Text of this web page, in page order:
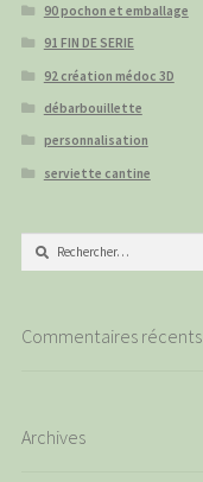
90 pochon et emballage
91 FIN DE SERIE
92 création médoc 3D
débarbouillette
personnalisation
serviette cantine
Rechercher :
Commentaires récents
Archives